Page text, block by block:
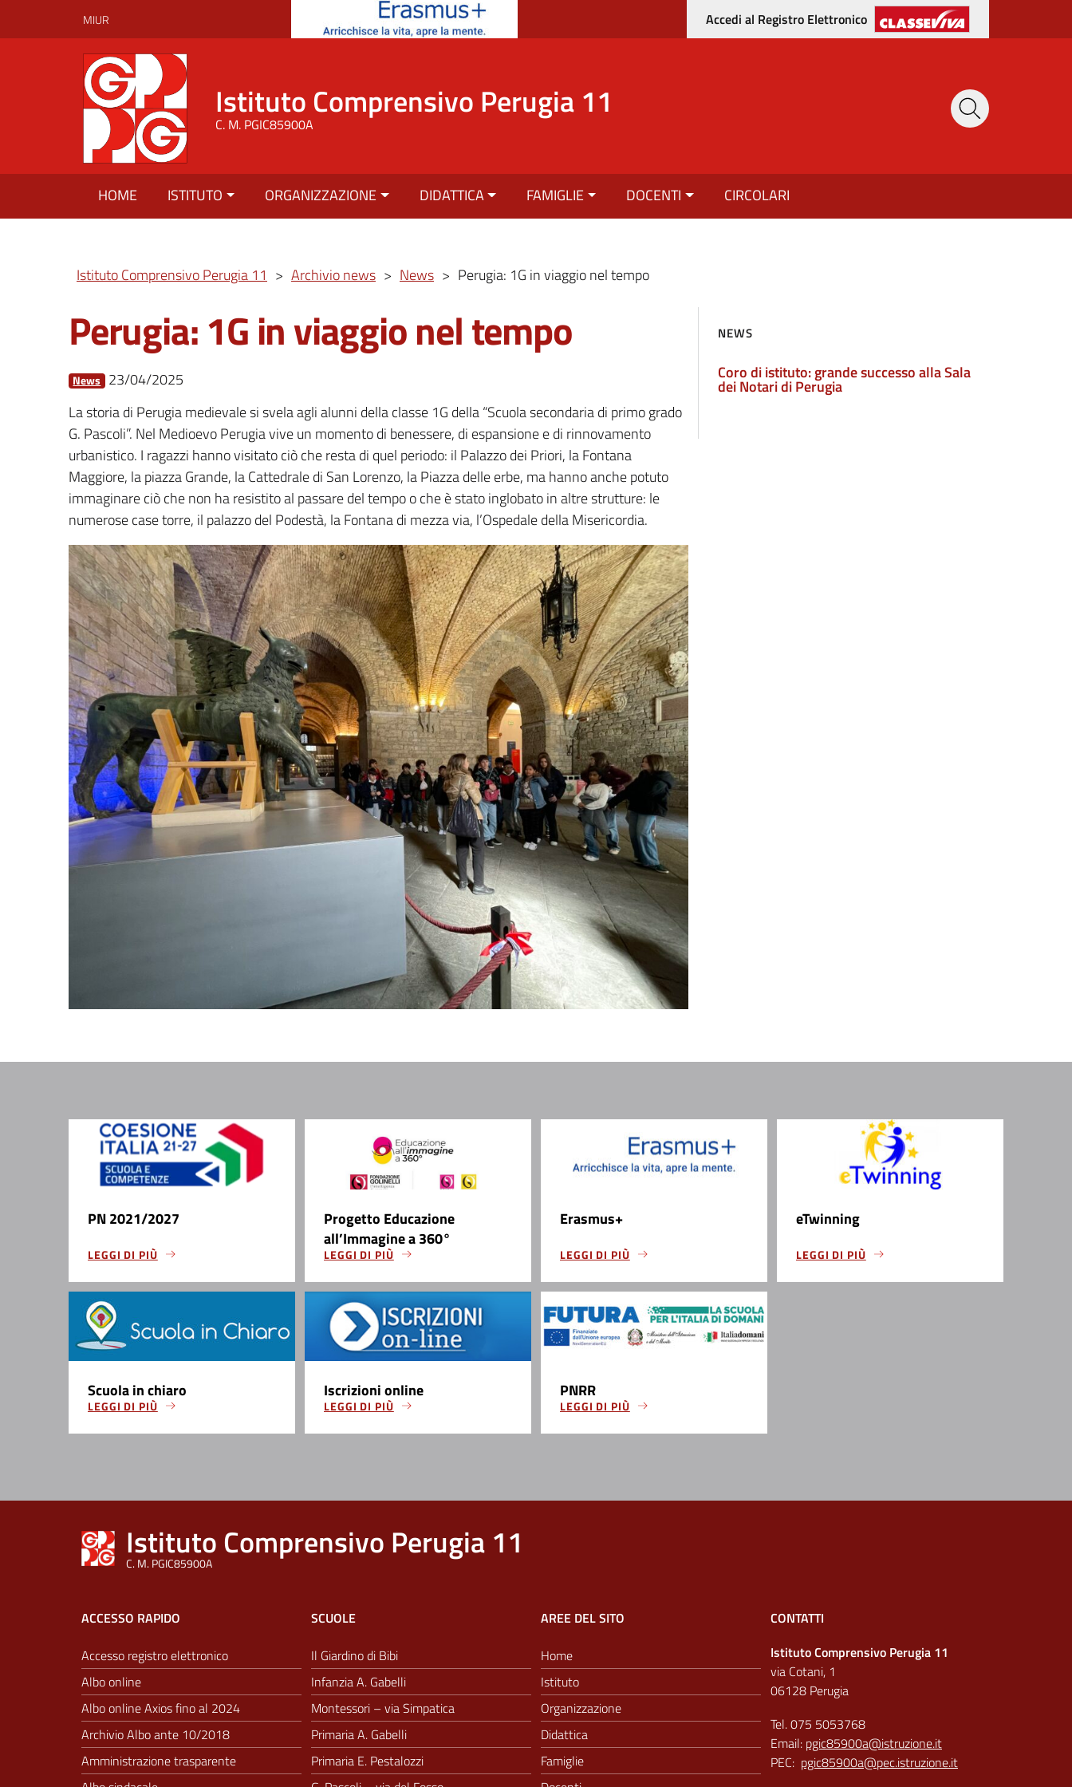
MIUR Accedi al Registro Elettronico
Istituto Comprensivo Perugia 11
C. M. PGIC85900A
HOME ISTITUTO ORGANIZZAZIONE DIDATTICA FAMIGLIE DOCENTI CIRCOLARI
Istituto Comprensivo Perugia 11 > Archivio news > News > Perugia: 1G in viaggio nel tempo
Perugia: 1G in viaggio nel tempo
News 23/04/2025
La storia di Perugia medievale si svela agli alunni della classe 1G della “Scuola secondaria di primo grado
G. Pascoli”. Nel Medioevo Perugia vive un momento di benessere, di espansione e di rinnovamento
urbanistico. I ragazzi hanno visitato ciò che resta di quel periodo: il Palazzo dei Priori, la Fontana
Maggiore, la piazza Grande, la Cattedrale di San Lorenzo, la Piazza delle erbe, ma hanno anche potuto
immaginare ciò che non ha resistito al passare del tempo o che è stato inglobato in altre strutture: le
numerose case torre, il palazzo del Podestà, la Fontana di mezza via, l’Ospedale della Misericordia.
NEWS
Coro di istituto: grande successo alla Sala
dei Notari di Perugia
PN 2021/2027
LEGGI DI PIÙ
Progetto Educazione
all’Immagine a 360°
LEGGI DI PIÙ
Erasmus+
LEGGI DI PIÙ
eTwinning
LEGGI DI PIÙ
Scuola in chiaro
LEGGI DI PIÙ
Iscrizioni online
LEGGI DI PIÙ
PNRR
LEGGI DI PIÙ
Istituto Comprensivo Perugia 11
C. M. PGIC85900A
ACCESSO RAPIDO
Accesso registro elettronico
Albo online
Albo online Axios fino al 2024
Archivio Albo ante 10/2018
Amministrazione trasparente
SCUOLE
Il Giardino di Bibi
Infanzia A. Gabelli
Montessori – via Simpatica
Primaria A. Gabelli
Primaria E. Pestalozzi
AREE DEL SITO
Home
Istituto
Organizzazione
Didattica
Famiglie
CONTATTI
Istituto Comprensivo Perugia 11
via Cotani, 1
06128 Perugia
Tel. 075 5053768
Email: pgic85900a@istruzione.it
PEC: pgic85900a@pec.istruzione.it